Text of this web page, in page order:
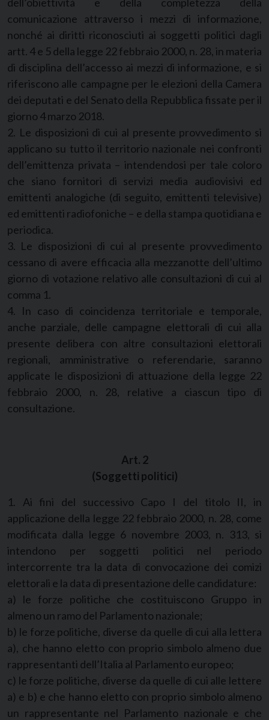
comunicazione attraverso i mezzi di informazione,
nonché ai diritti riconosciuti ai soggetti politici dagli
artt. 4 e 5 della legge 22 febbraio 2000, n. 28, in materia
di disciplina dell’accesso ai mezzi di informazione, e si
riferiscono alle campagne per le elezioni della Camera
dei deputati e del Senato della Repubblica fissate per il
giorno 4 marzo 2018.
2. Le disposizioni di cui al presente provvedimento si
applicano su tutto il territorio nazionale nei confronti
dell’emittenza privata – intendendosi per tale coloro
che siano fornitori di servizi media audiovisivi ed
emittenti analogiche (di seguito, emittenti televisive)
ed emittenti radiofoniche – e della stampa quotidiana e
periodica.
3. Le disposizioni di cui al presente provvedimento
cessano di avere efficacia alla mezzanotte dell’ultimo
giorno di votazione relativo alle consultazioni di cui al
comma 1.
4. In caso di coincidenza territoriale e temporale,
anche parziale, delle campagne elettorali di cui alla
presente delibera con altre consultazioni elettorali
regionali, amministrative o referendarie, saranno
applicate le disposizioni di attuazione della legge 22
febbraio 2000, n. 28, relative a ciascun tipo di
consultazione.
Art. 2
(Soggetti politici)
1. Ai fini del successivo Capo I del titolo II, in
applicazione della legge 22 febbraio 2000, n. 28, come
modificata dalla legge 6 novembre 2003, n. 313, si
intendono per soggetti politici nel periodo
intercorrente tra la data di convocazione dei comizi
elettorali e la data di presentazione delle candidature:
a) le forze politiche che costituiscono Gruppo in
almeno un ramo del Parlamento nazionale;
b) le forze politiche, diverse da quelle di cui alla lettera
a), che hanno eletto con proprio simbolo almeno due
rappresentanti dell’Italia al Parlamento europeo;
c) le forze politiche, diverse da quelle di cui alle lettere
a) e b) e che hanno eletto con proprio simbolo almeno
un rappresentante nel Parlamento nazionale e che